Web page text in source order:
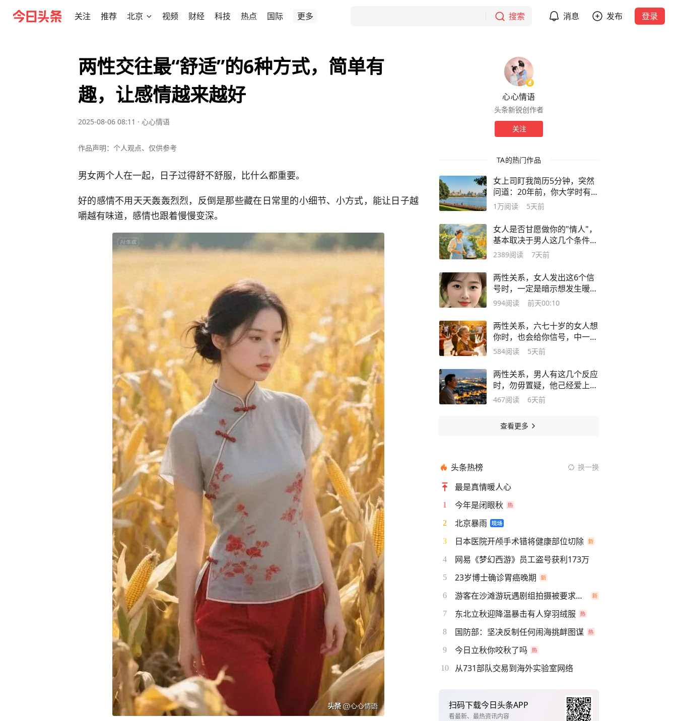
关注 推荐 北京 视频 财经 科技 热点 国际 更多 搜索 消息 发布 登录
两性交往最“舒适”的6种方式，简单有
趣，让感情越来越好
2025-08-06 08:11 · 心心情语
作品声明：个人观点、仅供参考
男女两个人在一起，日子过得舒不舒服，比什么都重要。
好的感情不用天天轰轰烈烈，反倒是那些藏在日常里的小细节、小方式，能让日子越
嚼越有味道，感情也跟着慢慢变深。
心心情语
头条新锐创作者
关注
TA的热门作品
女上司盯我简历5分钟，突然
问道：20年前，你大学时有没
有别名？
1万阅读 5天前
女人是否甘愿做你的"情人"，
基本取决于男人这几个条件，
特现实
2389阅读 7天前
两性关系，女人发出这6个信
号时，一定是暗示想发生暧昧
关系！
994阅读 前天00:10
两性关系，六七十岁的女人想
你时，也会给你信号，中一个
就别装傻
584阅读 5天前
两性关系，男人有这几个反应
时，勿毋置疑，他己经爱上你
了！
467阅读 6天前
查看更多
头条热榜 换一换
最是真情暖人心
1 今年是闭眼秋
2 北京暴雨
3 日本医院开颅手术错将健康部位切除
4 网易《梦幻西游》员工盗号获利173万
5 23岁博士确诊胃癌晚期
6 游客在沙滩游玩遇剧组拍摄被要求离开
7 东北立秋迎降温暴击有人穿羽绒服
8 国防部：坚决反制任何闹海挑衅图谋
9 今日立秋你咬秋了吗
10 从731部队交易到海外实验室网络
扫码下载今日头条APP
看最新、最热资讯内容